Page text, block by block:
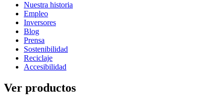
Nuestra historia
Empleo
Inversores
Blog
Prensa
Sostenibilidad
Reciclaje
Accesibilidad
Ver productos